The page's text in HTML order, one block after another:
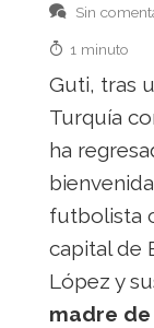
Sin
1 minuto
Guti, tras
Turquía
ha
futbolista
capital de
López y
madre de